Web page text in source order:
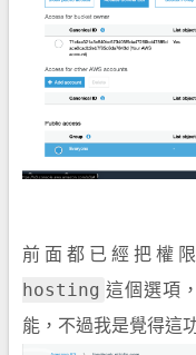
前面都已經把權
hosting 這個選項
能，不過我是覺得這